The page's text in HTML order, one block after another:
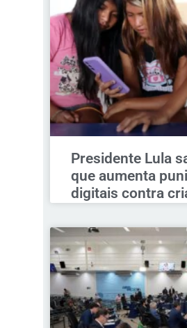
Presidente Lula
que aumenta
digitais contra